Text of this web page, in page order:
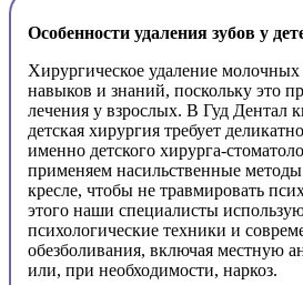
Особенности удаления зубов у
Хирургическое удаление молочных
навыков и знаний, поскольку это
лечения у взрослых. В Гуд Дентал
детская хирургия требует
именно детского хирурга-
применяем насильственные
кресле, чтобы не травмировать
этого наши специалисты
психологические техники и
обезболивания, включая местную
или, при необходимости, наркоз.